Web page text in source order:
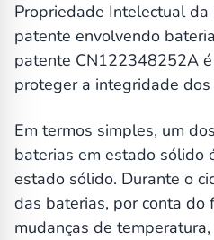
Propriedade Intelectual da
patente envolvendo
patente CN122348252A
proteger a integridade dos
Em termos simples, um
baterias em estado sólido
estado sólido. Durante o
das baterias, por conta do
mudanças de